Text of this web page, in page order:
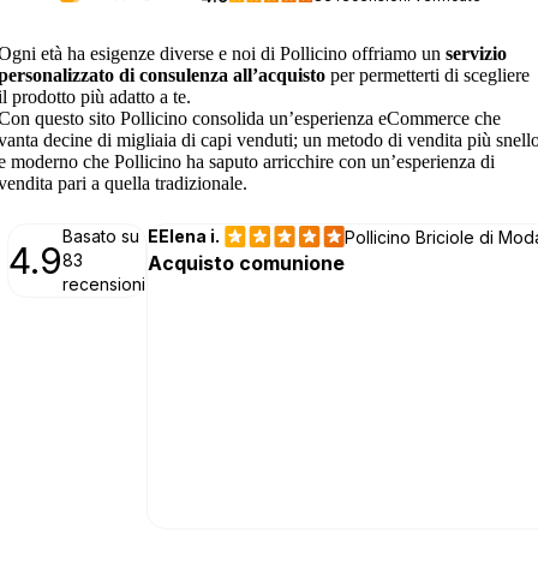
età ha esigenze diverse e noi di Pollicino offriamo un servizio
di consulenza all’acquisto per permetterti di scegliere
prodotto più adatto a te.
questo sito Pollicino consolida un’esperienza eCommerce che
decine di migliaia di capi venduti; un metodo di vendita più
moderno che Pollicino ha saputo arricchire con un’esperienza di
pari a quella tradizionale.